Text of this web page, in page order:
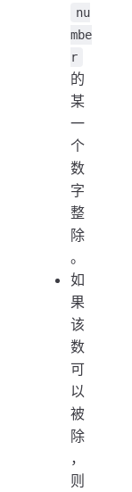
nu
mbe
r
的
某
一
个
数
字
整
除
。
如
果
该
数
可
以
被
除
，
则